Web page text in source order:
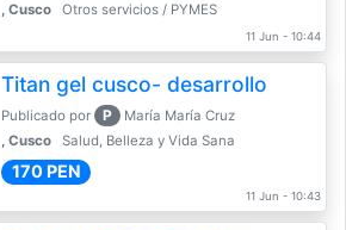
, Cusco
Otros servicios / PYMES
11 Jun - 10:44
Titan gel cusco- desarrollo
Publicado por P
María María Cruz
, Cusco
Salud, Belleza y Vida Sana
170 PEN
11 Jun - 10:43